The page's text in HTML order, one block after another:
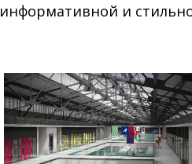
информативной и